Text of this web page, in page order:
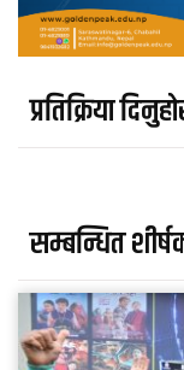
प्रतिक्रिया
सम्बन्धित